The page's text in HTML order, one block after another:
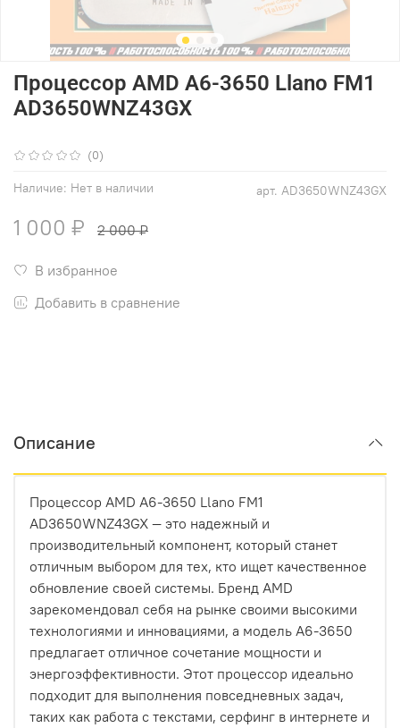
(0)
арт. AD3650WNZ43GX
Наличие: Нет в наличии
Процессор AMD A6-3650 Llano FM1
AD3650WNZ43GX
1 000 ₽ 2 000 ₽
В избранное
Добавить в сравнение
Описание
Процессор AMD A6-3650 Llano FM1
AD3650WNZ43GX — это надежный и
производительный компонент, который станет
отличным выбором для тех, кто ищет качественное
обновление своей системы. Бренд AMD
зарекомендовал себя на рынке своими высокими
технологиями и инновациями, а модель A6-3650
предлагает отличное сочетание мощности и
энергоэффективности. Этот процессор идеально
подходит для выполнения повседневных задач,
таких как работа с текстами, серфинг в интернете и